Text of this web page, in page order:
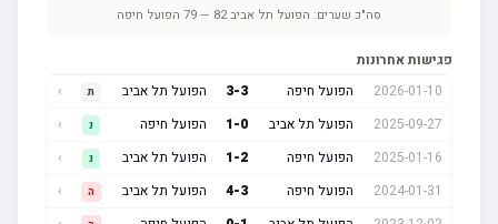
סה"כ שערים:הפועל תל אביב82
—
79 הפועל חיפה
פגישות אחרונות
2026-01-10
הפועל חיפה 3- הפועל תל אביב
2025-09-27
הפועל תל אביב 1- הפועל חיפה
2025-01-16
הפועל חיפה 1- הפועל תל אביב
2024-01-31
הפועל חיפה 4- הפועל תל אביב